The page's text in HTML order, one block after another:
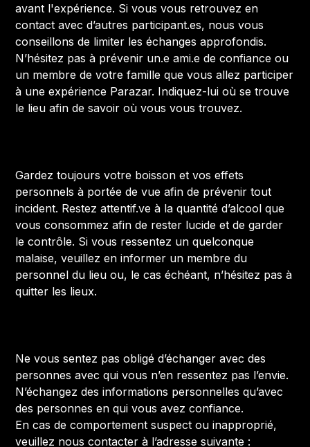
avant l'expérience. Si vous vous retrouvez en
contact avec d’autres participant.es, nous vous
conseillons de limiter les échanges approfondis.
N’hésitez pas à prévenir un.e ami.e de confiance ou
un membre de votre famille que vous allez participer
à une expérience Parazar. Indiquez-lui où se trouve
le lieu afin de savoir où vous vous trouvez.
Gardez toujours votre boisson et vos effets
personnels à portée de vue afin de prévenir tout
incident. Restez attentif.ve à la quantité d’alcool que
vous consommez afin de rester lucide et de garder
le contrôle. Si vous ressentez un quelconque
malaise, veuillez en informer un membre du
personnel du lieu ou, le cas échéant, n’hésitez pas à
quitter les lieux.
Ne vous sentez pas obligé d’échanger avec des
personnes avec qui vous n’en ressentez pas l’envie.
N’échangez des informations personnelles qu’avec
des personnes en qui vous avez confiance.
En cas de comportement suspect ou inapproprié,
veuillez nous contacter à l’adresse suivante :